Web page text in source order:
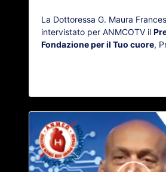
La Dottoressa G. Maura
intervistato per ANMCOTV il
Fondazione per il Tuo cuore,